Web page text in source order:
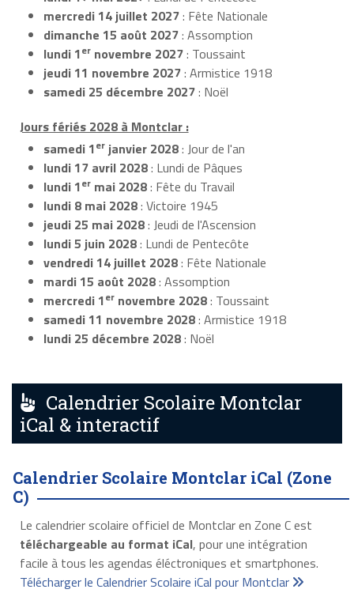
mercredi 14 juillet 2027: Fête Nationale
dimanche 15 août 2027: Assomption
lundi 1er novembre 2027: Toussaint
jeudi 11 novembre 2027: Armistice 1918
samedi 25 décembre 2027: Noël
Jours fériés 2028 à Montclar :
samedi 1er janvier 2028: Jour de l'an
lundi 17 avril 2028: Lundi de Pâques
lundi 1er mai 2028: Fête du Travail
lundi 8 mai 2028: Victoire 1945
jeudi 25 mai 2028: Jeudi de l'Ascension
lundi 5 juin 2028: Lundi de Pentecôte
vendredi 14 juillet 2028: Fête Nationale
mardi 15 août 2028: Assomption
mercredi 1er novembre 2028: Toussaint
samedi 11 novembre 2028: Armistice 1918
lundi 25 décembre 2028: Noël
Calendrier Scolaire Montclar
iCal & interactif
Calendrier Scolaire Montclar iCal (Zone
C)
Le calendrier scolaire officiel de Montclar en Zone C est
téléchargeable au format iCal, pour une intégration
facile à tous les agendas éléctroniques et smartphones.
Télécharger le Calendrier Scolaire iCal pour Montclar